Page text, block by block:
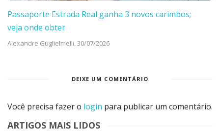
Passaporte Estrada Real ganha 3 novos carimbos;
veja onde obter
Alexandre Guglielmelli,30/07/2026
DEIXE UM COMENTÁRIO
Você precisa fazer o login para publicar um comentário.
ARTIGOS MAIS LIDOS